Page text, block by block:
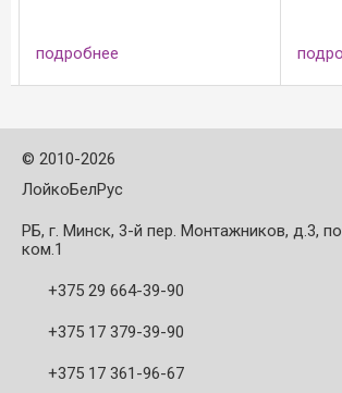
цилиндрическим
исполнение: - n max = 30 000
подробнее
© 2010-2026
ЛойкоБелРус
РБ, г. Минск, 3-й пер. Монтажников, д.3,
ком.1
+375 29 664-39-90
+375 17 379-39-90
+375 17 361-96-67